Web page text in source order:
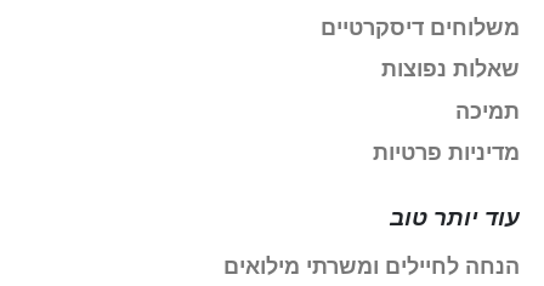
משלוחים דיסקרטיים
שאלות נפוצות
תמיכה
מדיניות פרטיות
עוד יותר טוב
הנחה לחיילים ומשרתי מילואים